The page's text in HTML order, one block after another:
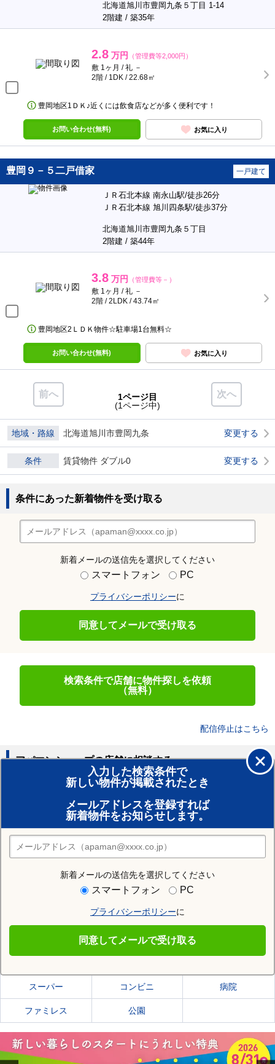
北海道旭川市豊岡九条５丁目 1-14
2階建 / 築35年
2.8 万円 （管理費等2,000円）
敷 1ヶ月 / 礼 －
2階 / 1DK / 22.68㎡
豊岡地区1ＤＫ♪近くには飲食店などが多く便利です！
お問い合わせ(無料) お気に入り
豊岡９－５二戸借家 一戸建て
ＪＲ石北本線 南永山駅/徒歩26分
ＪＲ石北本線 旭川四条駅/徒歩37分
北海道旭川市豊岡九条５丁目
2階建 / 築44年
3.8 万円 （管理費等－）
敷 1ヶ月 / 礼 －
2階 / 2LDK / 43.74㎡
豊岡地区2ＬＤＫ物件☆駐車場1台無料☆
お問い合わせ(無料) お気に入り
前へ 次へ
1ページ目
(1ページ中)
地域・路線 北海道旭川市豊岡九条 変更する
条件 賃貸物件 ダブル0 変更する
条件にあった新着物件を受け取る
新着メールの送信先を選択してください
スマートフォン PC
プライバシーポリシーに
同意してメールで受け取る
検索条件で店舗に物件探しを依頼
（無料）
配信停止はこちら
入力した検索条件で
新しい物件が掲載されたとき
メールアドレスを登録すれば
新着物件をお知らせします。
新着メールの送信先を選択してください
スマートフォン PC
プライバシーポリシーに
同意してメールで受け取る
アパマンショップの店舗に相談する
賃貸のプロがお部屋探し！
おまかせ物件リクエスト
住みたい街の店舗を探す
店舗検索
住む街研究所で旭川市の情報を見る
旭川市の施設一覧
スーパー コンビニ 病院
ファミレス 公園